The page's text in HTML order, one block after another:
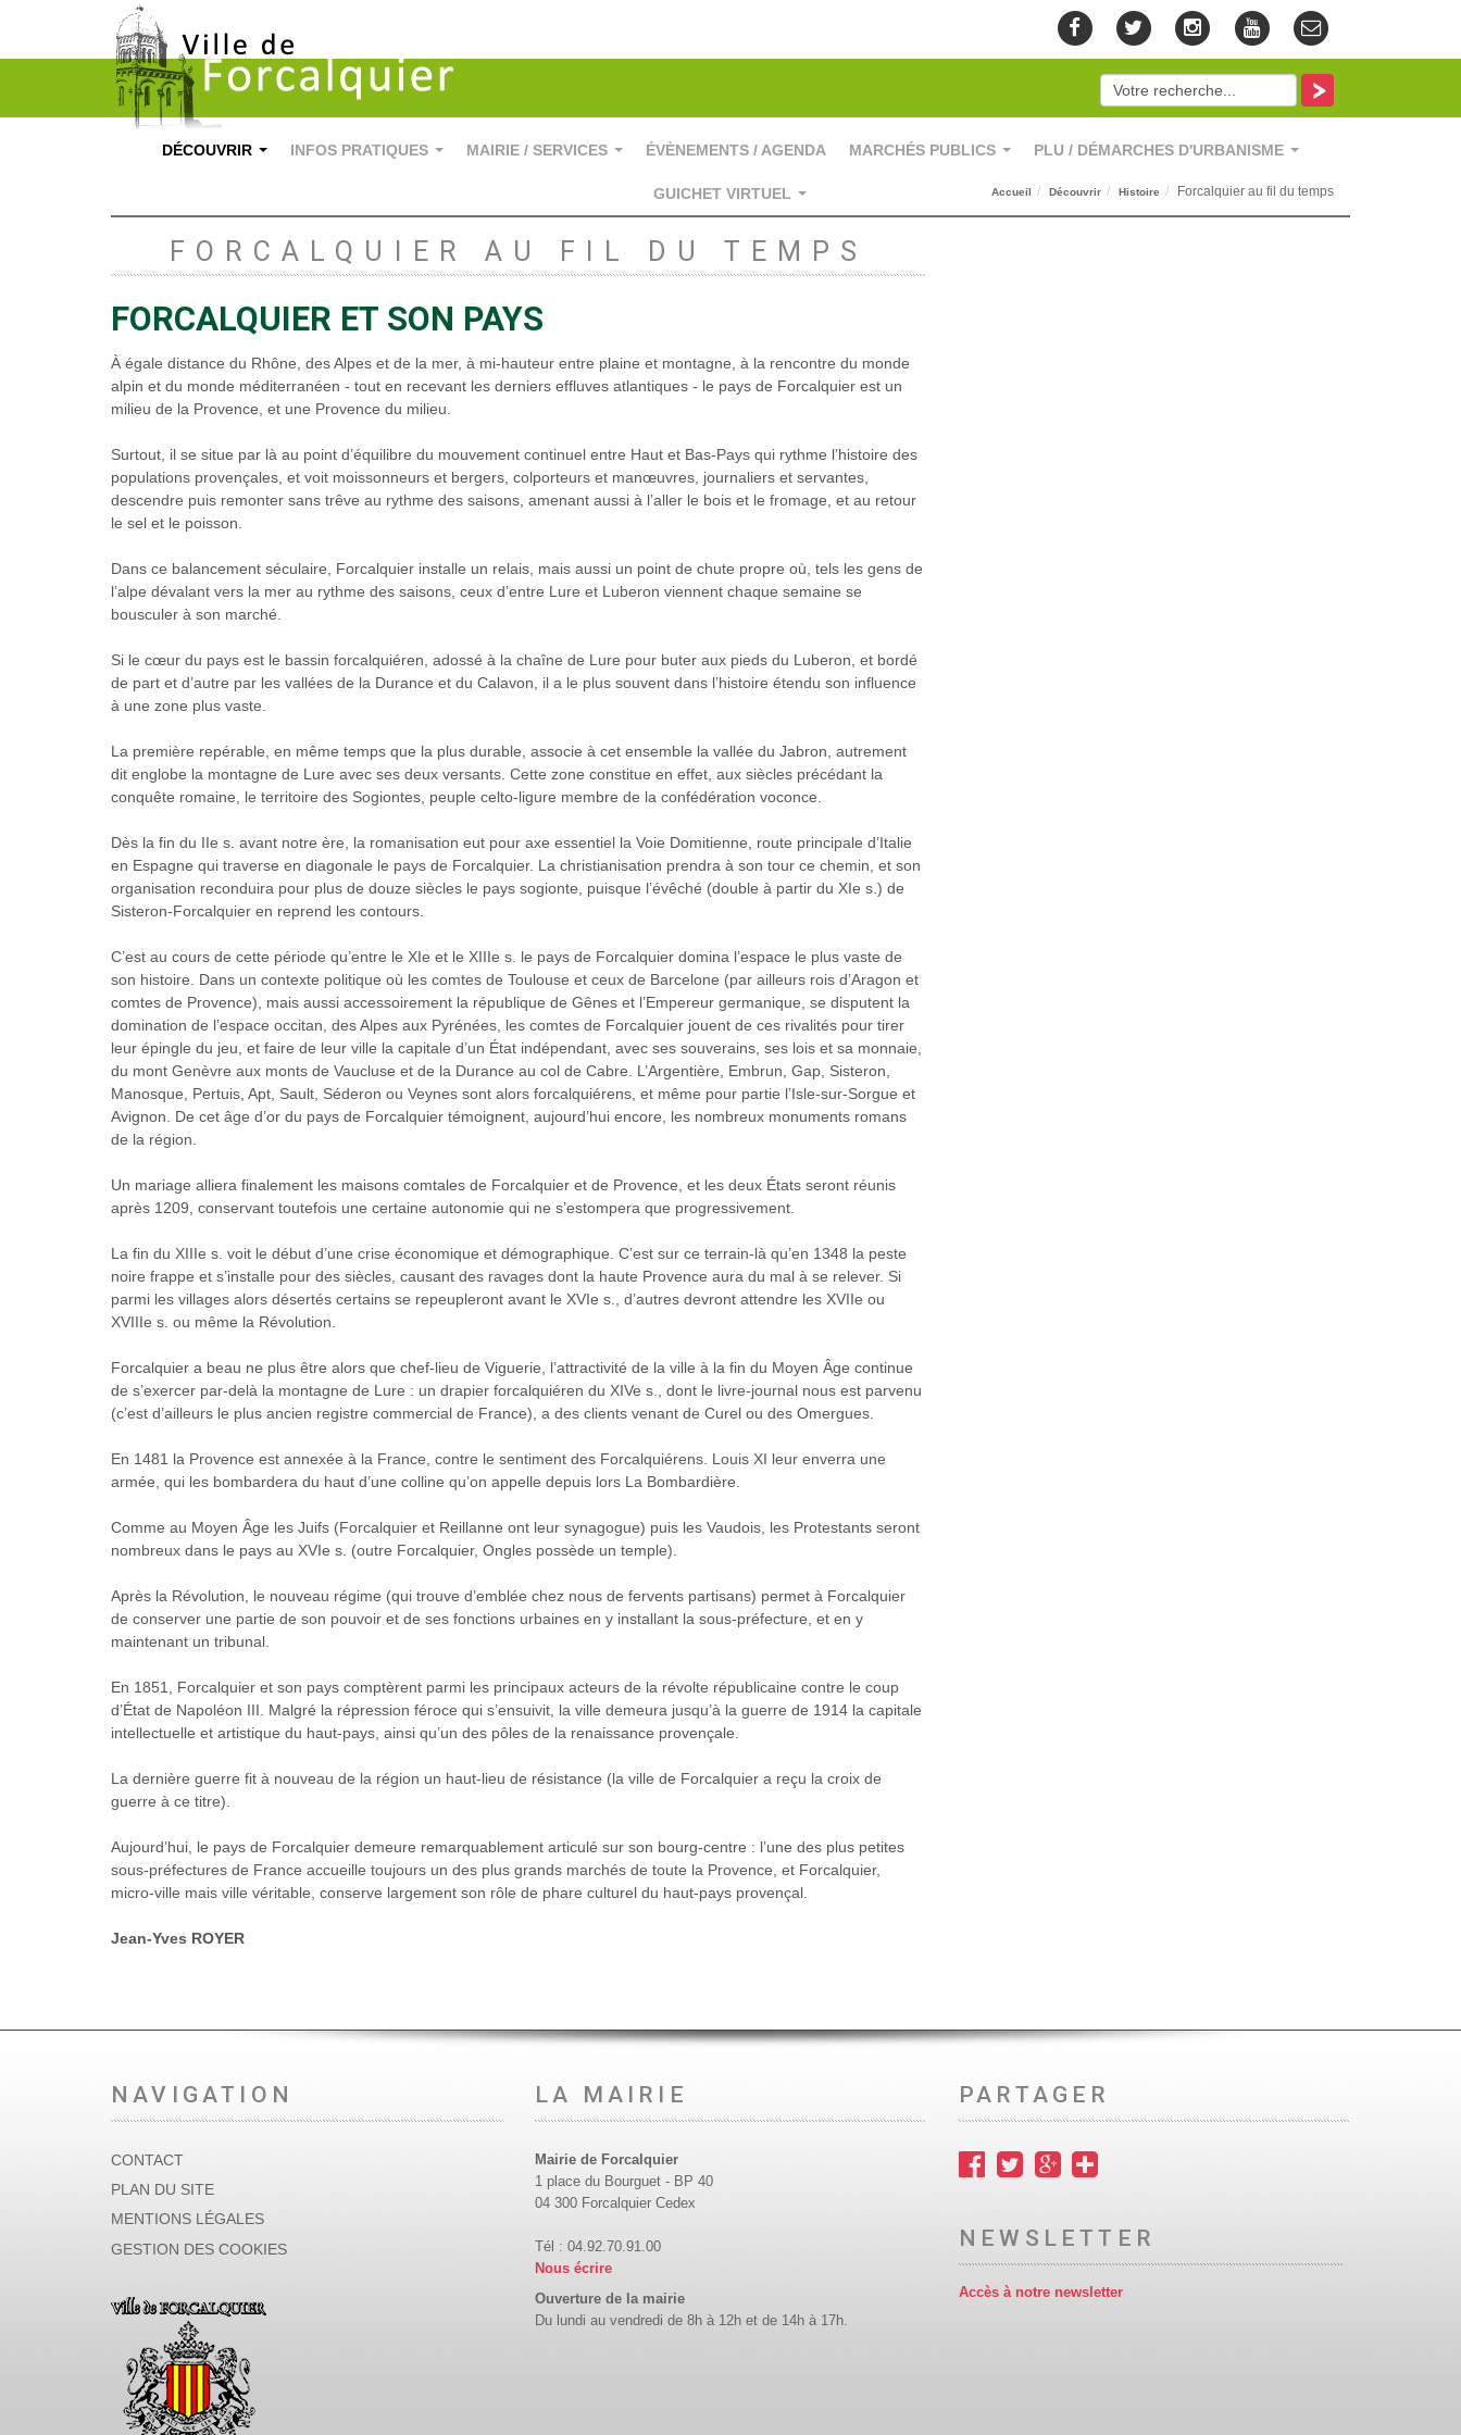
Accueil Découvrir Histoire Forcalquier au fil du temps
FORCALQUIER AU FIL DU TEMPS
FORCALQUIER ET SON PAYS
À égale distance du Rhône, des Alpes et de la mer, à mi-hauteur entre plaine et montagne, à la rencontre du monde
alpin et du monde méditerranéen - tout en recevant les derniers effluves atlantiques - le pays de Forcalquier est un
milieu de la Provence, et une Provence du milieu.
Surtout, il se situe par là au point d’équilibre du mouvement continuel entre Haut et Bas-Pays qui rythme l’histoire des
populations provençales, et voit moissonneurs et bergers, colporteurs et manœuvres, journaliers et servantes,
descendre puis remonter sans trêve au rythme des saisons, amenant aussi à l’aller le bois et le fromage, et au retour
le sel et le poisson.
Dans ce balancement séculaire, Forcalquier installe un relais, mais aussi un point de chute propre où, tels les gens de
l’alpe dévalant vers la mer au rythme des saisons, ceux d’entre Lure et Luberon viennent chaque semaine se
bousculer à son marché.
Si le cœur du pays est le bassin forcalquiéren, adossé à la chaîne de Lure pour buter aux pieds du Luberon, et bordé
de part et d’autre par les vallées de la Durance et du Calavon, il a le plus souvent dans l’histoire étendu son influence
à une zone plus vaste.
La première repérable, en même temps que la plus durable, associe à cet ensemble la vallée du Jabron, autrement
dit englobe la montagne de Lure avec ses deux versants. Cette zone constitue en effet, aux siècles précédant la
conquête romaine, le territoire des Sogiontes, peuple celto-ligure membre de la confédération voconce.
Dès la fin du IIe s. avant notre ère, la romanisation eut pour axe essentiel la Voie Domitienne, route principale d’Italie
en Espagne qui traverse en diagonale le pays de Forcalquier. La christianisation prendra à son tour ce chemin, et son
organisation reconduira pour plus de douze siècles le pays sogionte, puisque l’évêché (double à partir du XIe s.) de
Sisteron-Forcalquier en reprend les contours.
C’est au cours de cette période qu’entre le XIe et le XIIIe s. le pays de Forcalquier domina l’espace le plus vaste de
son histoire. Dans un contexte politique où les comtes de Toulouse et ceux de Barcelone (par ailleurs rois d’Aragon et
comtes de Provence), mais aussi accessoirement la république de Gênes et l’Empereur germanique, se disputent la
domination de l’espace occitan, des Alpes aux Pyrénées, les comtes de Forcalquier jouent de ces rivalités pour tirer
leur épingle du jeu, et faire de leur ville la capitale d’un État indépendant, avec ses souverains, ses lois et sa monnaie,
du mont Genèvre aux monts de Vaucluse et de la Durance au col de Cabre. L’Argentière, Embrun, Gap, Sisteron,
Manosque, Pertuis, Apt, Sault, Séderon ou Veynes sont alors forcalquiérens, et même pour partie l’Isle-sur-Sorgue et
Avignon. De cet âge d’or du pays de Forcalquier témoignent, aujourd’hui encore, les nombreux monuments romans
de la région.
Un mariage alliera finalement les maisons comtales de Forcalquier et de Provence, et les deux États seront réunis
après 1209, conservant toutefois une certaine autonomie qui ne s’estompera que progressivement.
La fin du XIIIe s. voit le début d’une crise économique et démographique. C’est sur ce terrain-là qu’en 1348 la peste
noire frappe et s’installe pour des siècles, causant des ravages dont la haute Provence aura du mal à se relever. Si
parmi les villages alors désertés certains se repeupleront avant le XVIe s., d’autres devront attendre les XVIIe ou
XVIIIe s. ou même la Révolution.
Forcalquier a beau ne plus être alors que chef-lieu de Viguerie, l’attractivité de la ville à la fin du Moyen Âge continue
de s’exercer par-delà la montagne de Lure : un drapier forcalquiéren du XIVe s., dont le livre-journal nous est parvenu
(c’est d’ailleurs le plus ancien registre commercial de France), a des clients venant de Curel ou des Omergues.
En 1481 la Provence est annexée à la France, contre le sentiment des Forcalquiérens. Louis XI leur enverra une
armée, qui les bombardera du haut d’une colline qu’on appelle depuis lors La Bombardière.
Comme au Moyen Âge les Juifs (Forcalquier et Reillanne ont leur synagogue) puis les Vaudois, les Protestants seront
nombreux dans le pays au XVIe s. (outre Forcalquier, Ongles possède un temple).
Après la Révolution, le nouveau régime (qui trouve d’emblée chez nous de fervents partisans) permet à Forcalquier
de conserver une partie de son pouvoir et de ses fonctions urbaines en y installant la sous-préfecture, et en y
maintenant un tribunal.
En 1851, Forcalquier et son pays comptèrent parmi les principaux acteurs de la révolte républicaine contre le coup
d’État de Napoléon III. Malgré la répression féroce qui s’ensuivit, la ville demeura jusqu’à la guerre de 1914 la capitale
intellectuelle et artistique du haut-pays, ainsi qu’un des pôles de la renaissance provençale.
La dernière guerre fit à nouveau de la région un haut-lieu de résistance (la ville de Forcalquier a reçu la croix de
guerre à ce titre).
Aujourd’hui, le pays de Forcalquier demeure remarquablement articulé sur son bourg-centre : l’une des plus petites
sous-préfectures de France accueille toujours un des plus grands marchés de toute la Provence, et Forcalquier,
micro-ville mais ville véritable, conserve largement son rôle de phare culturel du haut-pays provençal.
Jean-Yves ROYER
NAVIGATION
CONTACT
PLAN DU SITE
MENTIONS LÉGALES
GESTION DES COOKIES
LA MAIRIE
Mairie de Forcalquier
1 place du Bourguet - BP 40
04 300 Forcalquier Cedex
Tél : 04.92.70.91.00
Nous écrire
Ouverture de la mairie
Du lundi au vendredi de 8h à 12h et de 14h à 17h.
PARTAGER
NEWSLETTER
Accès à notre newsletter
DÉCOUVRIR INFOS PRATIQUES MAIRIE / SERVICES ÉVÈNEMENTS / AGENDA MARCHÉS PUBLICS PLU / DÉMARCHES D'URBANISME
GUICHET VIRTUEL